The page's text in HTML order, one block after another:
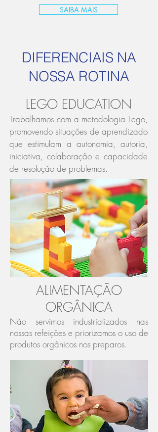
SAIBA MAIS
DIFERENCIAIS NA
NOSSA ROTINA
LEGO EDUCATION
Trabalhamos com a metodologia Lego,
promovendo situações de aprendizado
que estimulam a autonomia, autoria,
iniciativa, colaboração e capacidade
de resolução de problemas.
ALIMENTAÇÃO
ORGÂNICA
Não servimos industrializados nas
nossas refeições e priorizamos o uso de
produtos orgânicos nos preparos.